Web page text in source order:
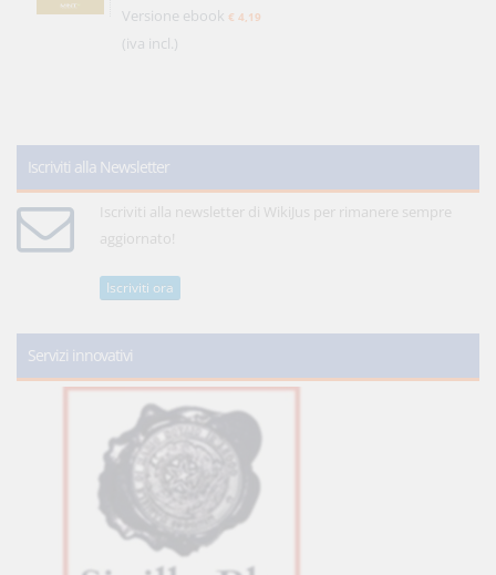
Versione ebook € 4,19
(iva incl.)
Iscriviti alla Newsletter
Iscriviti alla newsletter di WikiJus per rimanere sempre
aggiornato!
Iscriviti ora
Servizi innovativi